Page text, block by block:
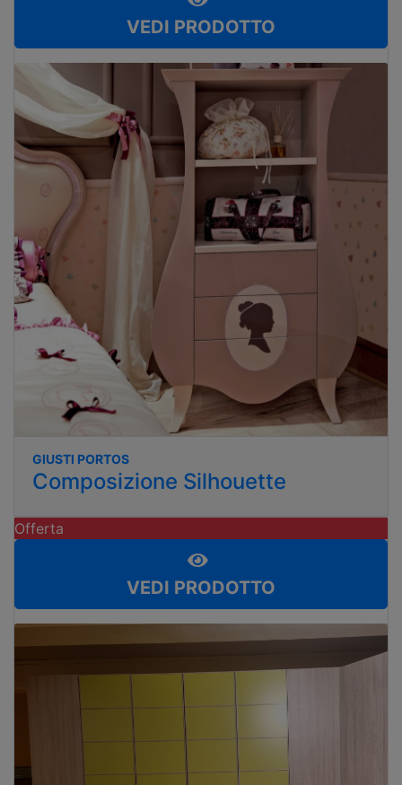
VEDI PRODOTTO
GIUSTI PORTOS
Composizione Silhouette
Offerta
VEDI PRODOTTO